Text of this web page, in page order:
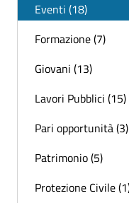
Eventi (18)
Formazione (7)
Giovani (13)
Lavori Pubblici (15)
Pari opportunità (3)
Patrimonio (5)
Protezione Civile